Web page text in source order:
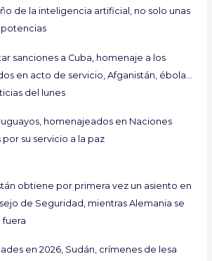
de la inteligencia artificial, no solo unas
sanciones a Cuba, homenaje a los
en acto de servicio, Afganistán, ébola…
del lunes
homenajeados en Naciones
por su servicio a la paz
obtiene por primera vez un asiento en
de Seguridad, mientras Alemania se
fuera
en 2026, Sudán, crímenes de lesa